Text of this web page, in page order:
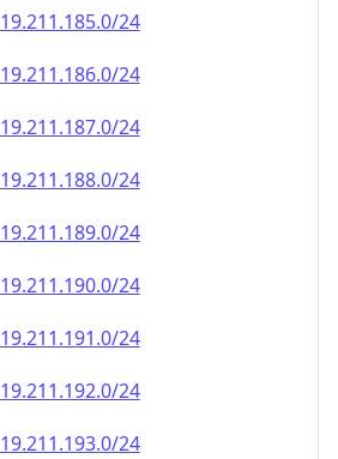
19.211.185.0/24
19.211.186.0/24
19.211.187.0/24
19.211.188.0/24
19.211.189.0/24
19.211.190.0/24
19.211.191.0/24
19.211.192.0/24
19.211.193.0/24